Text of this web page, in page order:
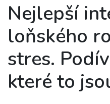
Nejlepší
loňského
stres.
které to